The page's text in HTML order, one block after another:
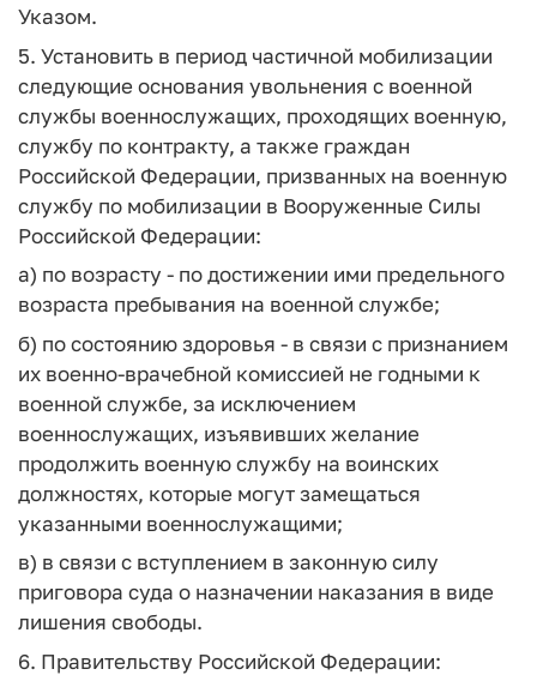
Указом.
5. Установить в период частичной мобилизации
следующие основания увольнения с военной
службы военнослужащих, проходящих военную,
службу по контракту, а также граждан
Российской Федерации, призванных на военную
службу по мобилизации в Вооруженные Силы
Российской Федерации:
а) по возрасту - по достижении ими предельного
возраста пребывания на военной службе;
б) по состоянию здоровья - в связи с признанием
их военно-врачебной комиссией не годными к
военной службе, за исключением
военнослужащих, изъявивших желание
продолжить военную службу на воинских
должностях, которые могут замещаться
указанными военнослужащими;
в) в связи с вступлением в законную силу
приговора суда о назначении наказания в виде
лишения свободы.
6. Правительству Российской Федерации: